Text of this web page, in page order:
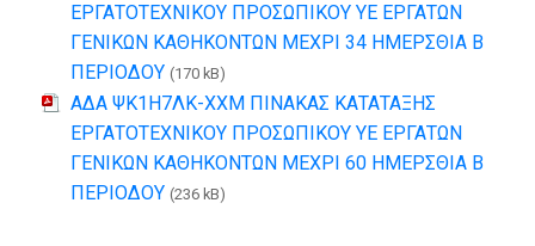
ΕΡΓΑΤΟΤΕΧΝΙΚΟΥ ΠΡΟΣΩΠΙΚΟΥ ΥΕ ΕΡΓΑΤΩΝ
ΓΕΝΙΚΩΝ ΚΑΘΗΚΟΝΤΩΝ ΜΕΧΡΙ 34 ΗΜΕΡΣΘΙΑ Β
ΠΕΡΙΟΔΟΥ (170 kB)
ΑΔΑ ΨΚ1Η7ΛΚ-ΧΧΜ ΠΙΝΑΚΑΣ ΚΑΤΑΤΑΞΗΣ
ΕΡΓΑΤΟΤΕΧΝΙΚΟΥ ΠΡΟΣΩΠΙΚΟΥ ΥΕ ΕΡΓΑΤΩΝ
ΓΕΝΙΚΩΝ ΚΑΘΗΚΟΝΤΩΝ ΜΕΧΡΙ 60 ΗΜΕΡΣΘΙΑ Β
ΠΕΡΙΟΔΟΥ (236 kB)